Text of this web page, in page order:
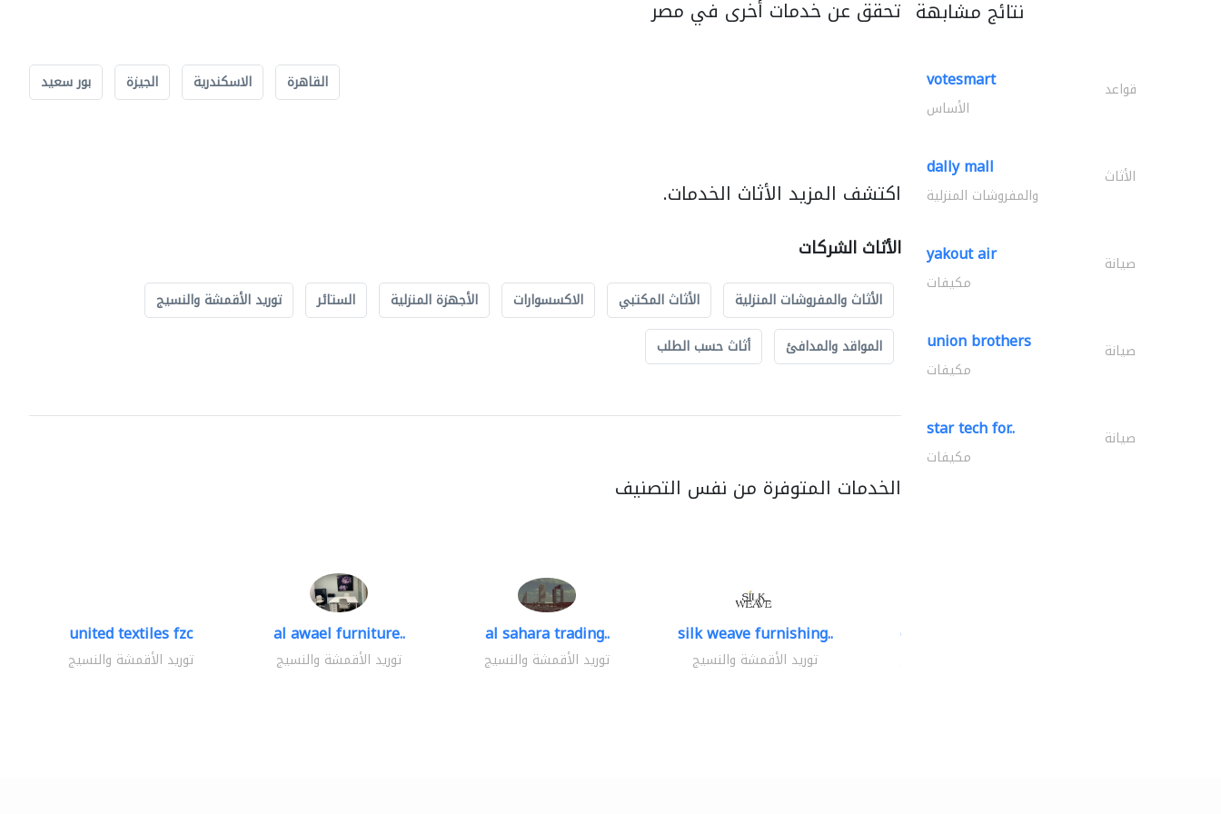
تحقق عن خدمات أخرى في مصر
القاهرة الاسكندرية الجيزة بور سعيد
اكتشف المزيد الأثاث الخدمات.
الأثاث الشركات
الأثاث والمفروشات المنزلية الأثاث المكتبي الاكسسوارات الأجهزة المنزلية الستائر
توريد الأقمشة والنسيج
المواقد والمدافئ
أثاث حسب الطلب
الخدمات المتوفرة من نفس التصنيف
united textiles fzc
توريد الأقمشة والنسيج
al awael furniture..
توريد الأقمشة والنسيج
al sahara trading..
توريد الأقمشة والنسيج
silk weave furnishing..
توريد الأقمشة والنسيج
chrysels decore llc
نتائج مشابهة
votesmart قواعد
الأساس
dally mall الأثاث
والمفروشات المنزلية
yakout air صيانة
مكيفات
union brothers صيانة
مكيفات
star tech for.. صيانة
مكيفات